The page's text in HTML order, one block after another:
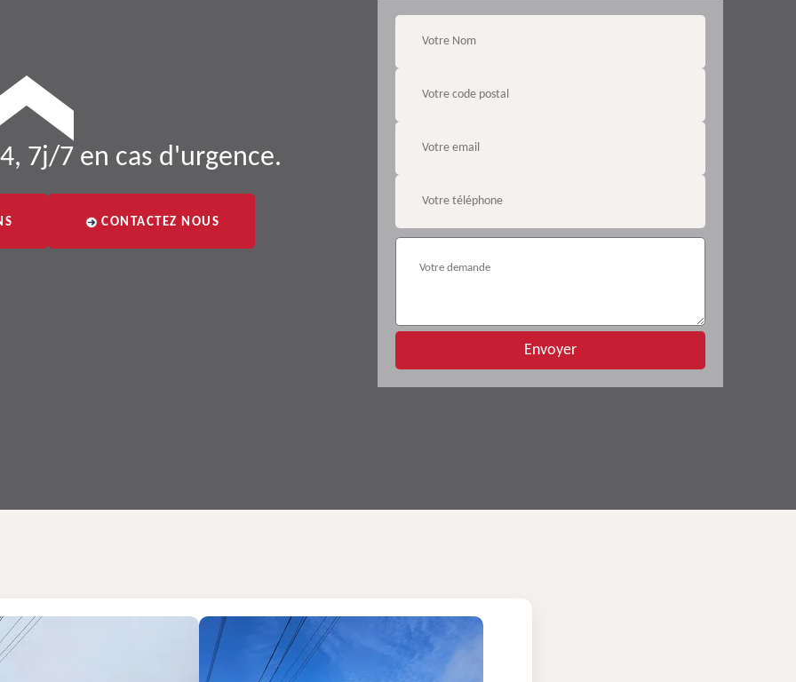
7j/7 en cas d'urgence.
CONTACTEZ NOUS